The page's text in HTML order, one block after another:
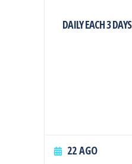
DAILY EACH 3 DAYS
22 AGO